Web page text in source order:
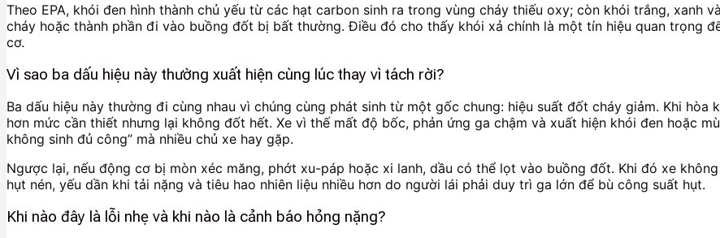
Theo EPA, khói đen hình thành chủ yếu từ các hạt carbon sinh ra trong vùng cháy thiếu oxy; còn khói trắng, xanh
cháy hoặc thành phần đi vào buồng đốt bị bất thường. Điều đó cho thấy khói xả chính là một tín hiệu quan trọng
cơ.
Vì sao ba dấu hiệu này thường xuất hiện cùng lúc thay vì tách rời?
Ba dấu hiệu này thường đi cùng nhau vì chúng cùng phát sinh từ một gốc chung: hiệu suất đốt cháy giảm. Khi hòa
hơn mức cần thiết nhưng lại không đốt hết. Xe vì thế mất độ bốc, phản ứng ga chậm và xuất hiện khói đen hoặc
không sinh đủ công” mà nhiều chủ xe hay gặp.
Ngược lại, nếu động cơ bị mòn xéc măng, phớt xu-páp hoặc xi lanh, dầu có thể lọt vào buồng đốt. Khi đó xe
hụt nén, yếu dần khi tải nặng và tiêu hao nhiên liệu nhiều hơn do người lái phải duy trì ga lớn để bù công suất hụt.
Khi nào đây là lỗi nhẹ và khi nào là cảnh báo hỏng nặng?